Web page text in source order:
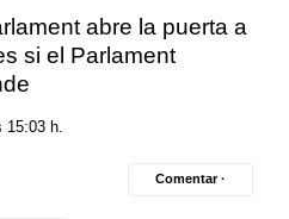
abre la puerta a
si el Parlament
15:03 h.
Comentar ·